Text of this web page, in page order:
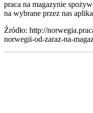
praca na magazynie
na wybrane przez nas
Źródło: http://
norwegii-od-zaraz-na-